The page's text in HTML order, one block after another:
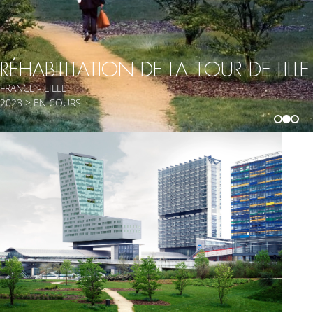
RÉHABILITATION DE LA TOUR DE LILLE
FRANCE - LILLE
2023 > EN COURS